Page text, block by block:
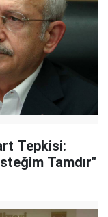
Tepkisi:
Tamdır"